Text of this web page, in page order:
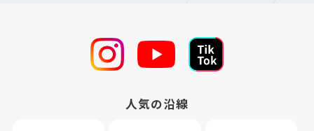
人気の沿線